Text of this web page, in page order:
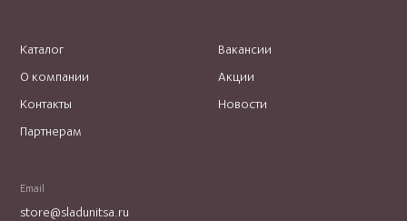
Каталог
О компании
Контакты
Партнерам
Вакансии
Акции
Новости
Email
store@sladunitsa.ru